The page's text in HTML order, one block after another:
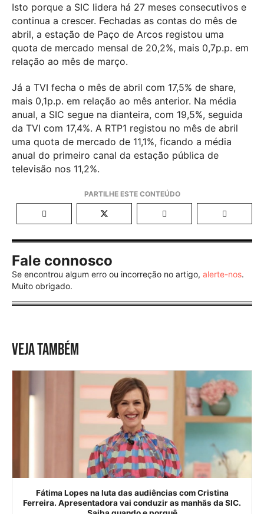
Isto porque a SIC lidera há 27 meses consecutivos e
continua a crescer. Fechadas as contas do mês de
abril, a estação de Paço de Arcos registou uma
quota de mercado mensal de 20,2%, mais 0,7p.p. em
relação ao mês de março.
Já a TVI fecha o mês de abril com 17,5% de share,
mais 0,1p.p. em relação ao mês anterior. Na média
anual, a SIC segue na dianteira, com 19,5%, seguida
da TVI com 17,4%. A RTP1 registou no mês de abril
uma quota de mercado de 11,1%, ficando a média
anual do primeiro canal da estação pública de
televisão nos 11,2%.
Fale connosco
Se encontrou algum erro ou incorreção no artigo, alerte-nos.
Muito obrigado.
VEJA TAMBÉM
Fátima Lopes na luta das audiências com Cristina
Ferreira. Apresentadora vai conduzir as manhãs da SIC.